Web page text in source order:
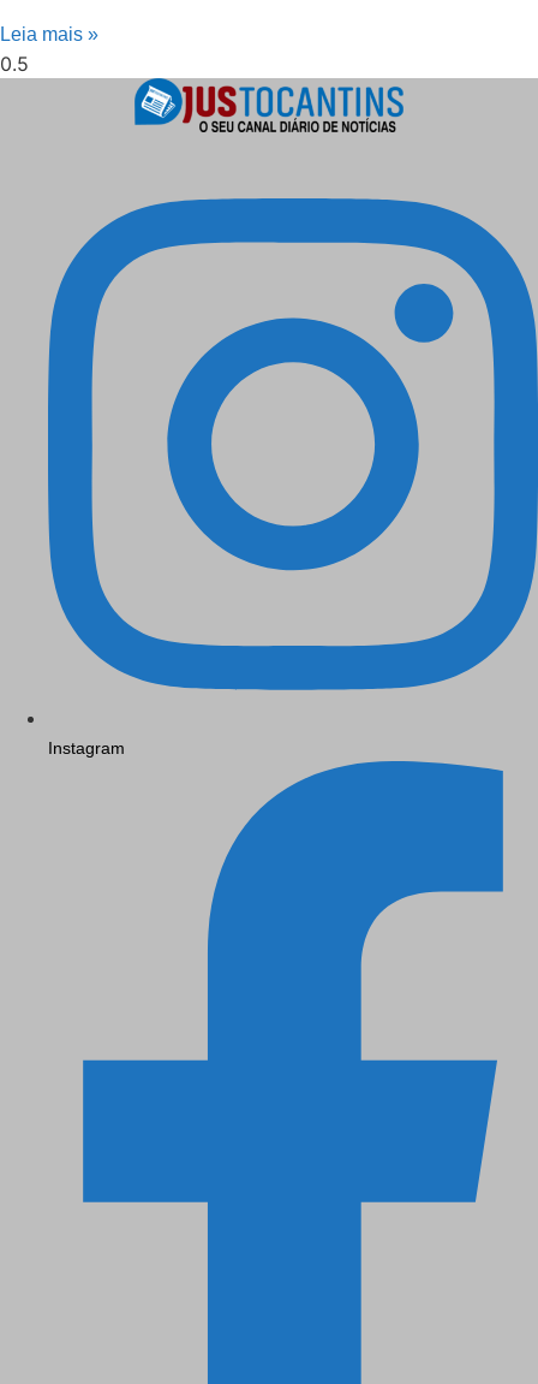
Leia mais »
Instagram